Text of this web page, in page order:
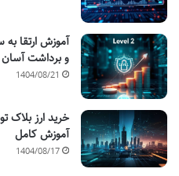
و برداشت آسان
1404/08/21
آموزش کامل
1404/08/17